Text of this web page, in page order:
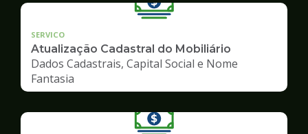
SERVICO
Atualização Cadastral do Mobiliário
Dados Cadastrais, Capital Social e Nome
Fantasia